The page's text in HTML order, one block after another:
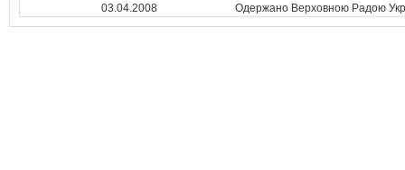
03.04.2008
Одержано Верховною Радою